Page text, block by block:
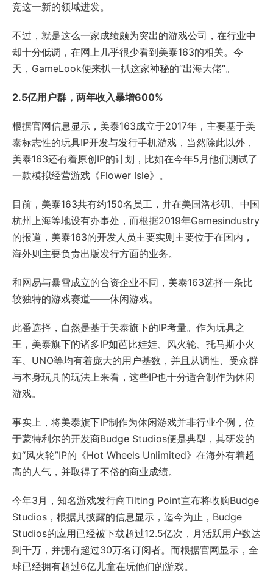
竞这一新的领域进发。
不过，就是这么一家成绩颇为突出的游戏公司，在行业中
却十分低调，在网上几乎很少看到美泰163的相关。今
天，GameLook便来扒一扒这家神秘的“出海大佬”。
2.5亿用户群，两年收入暴增600%
根据官网信息显示，美泰163成立于2017年，主要基于美
泰标志性的玩具IP开发与发行手机游戏，当然除此以外，
美泰163还有着原创IP的计划，比如在今年5月他们测试了
一款模拟经营游戏《Flower Isle》。
目前，美泰163共有约150名员工，并在美国洛杉矶、中国
杭州上海等地设有办事处，而根据2019年Gamesindustry
的报道，美泰163的开发人员主要实则主要位于在国内，
海外则主要负责出版发行方面的业务。
和网易与暴雪成立的合资企业不同，美泰163选择一条比
较独特的游戏赛道——休闲游戏。
此番选择，自然是基于美泰旗下的IP考量。作为玩具之
王，美泰旗下的诸多IP如芭比娃娃、风火轮、托马斯小火
车、UNO等均有着庞大的用户基数，并且从调性、受众群
与本身玩具的玩法上来看，这些IP也十分适合制作为休闲
游戏。
事实上，将美泰旗下IP制作为休闲游戏并非行业个例，位
于蒙特利尔的开发商Budge Studios便是典型，其研发的
如“风火轮”IP的《Hot Wheels Unlimited》在海外有着超
高的人气，并取得了不俗的商业成绩。
今年3月，知名游戏发行商Tilting Point宣布将收购Budge
Studios，根据其披露的信息显示，迄今为止，Budge
Studios的应用已经被下载超过12.5亿次，月活跃用户数达
到千万，并拥有超过30万名订阅者。而根据官网显示，全
球已经拥有超过6亿儿童在玩他们的游戏。